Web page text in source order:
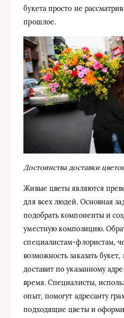
букета просто не
прошлое.
Достоинства доставки
Живые цветы являются
для всех людей. Основная
подобрать компоненты и
уместную композицию.
специалистам-флористам,
возможность заказать
доставит по указанному
время. Специалисты,
опыт, помогут адресанту
подходящие цветы и